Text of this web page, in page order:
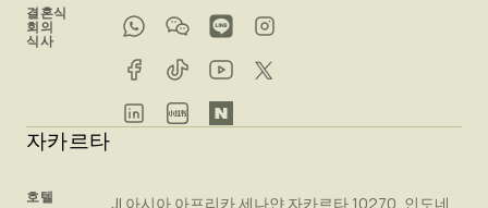
결혼식
회의
식사
자카르타
호텔 Jl.아시아 아프리카 세나얀 자카르타 10270, 인도네